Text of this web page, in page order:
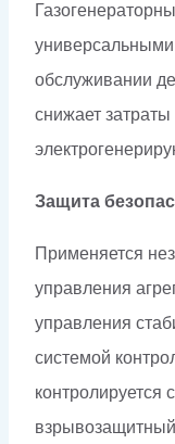
обслуживании
снижает
Защита
Применяется
управления
управления
системой
контролируется